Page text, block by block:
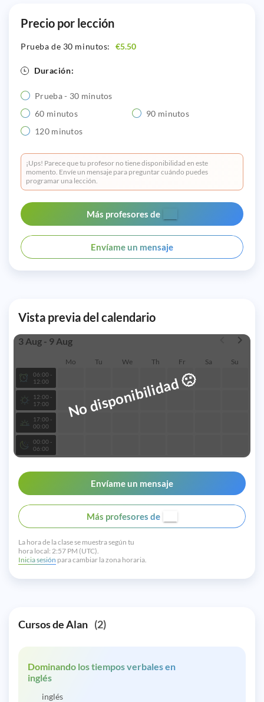
Precio por lección
Prueba de 30 minutos: €5.50
Duración:
Prueba - 30 minutos
60 minutos
90 minutos
120 minutos
¡Ups! Parece que tu profesor no tiene disponibilidad en este
momento. Envíe un mensaje para preguntar cuándo puedes
programar una lección.
Más profesores de
Envíame un mensaje
Vista previa del calendario
3 Aug - 9 Aug
Mo Tu We Th Fr Sa Su
06:00 -
12:00
12:00 -
17:00
17:00 -
00:00
00:00 -
06:00
No disponibilidad🙁
Envíame un mensaje
Más profesores de
La hora de la clase se muestra según tu
hora local: 2:57 PM (UTC).
Inicia sesión para cambiar la zona horaria.
Cursos de Alan (2)
Dominando los tiempos verbales en
inglés
inglés